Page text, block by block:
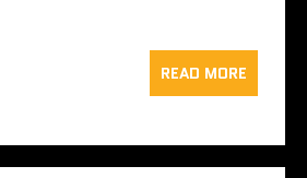
READ MORE